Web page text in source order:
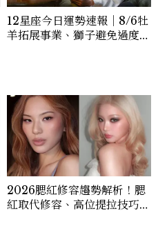
12星座今日運勢速報｜8/6牡
羊拓展事業、獅子避免過度借
2026腮紅修容趨勢解析！腮
紅取代修容、高位提拉技巧，